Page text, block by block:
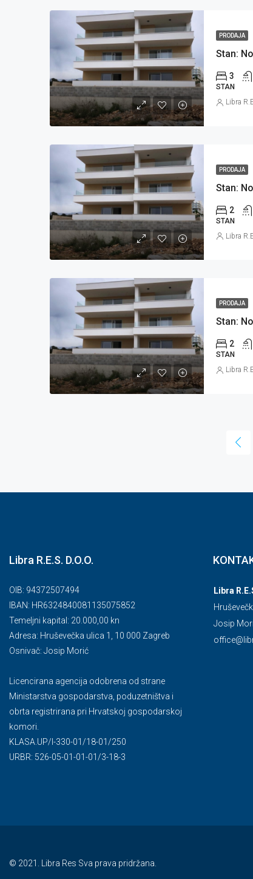
PRODAJA
3
STAN
Libra
PRODAJA
2
STAN
Libra
PRODAJA
2
STAN
Libra
Libra R.E.S. D.O.O.
OIB: 94372507494
IBAN: HR6324840081135075852
Temeljni kapital: 20.000,00 kn
Adresa: Hruševečka ulica 1, 10 000 Zagreb
Osnivač: Josip Morić
Licencirana agencija odobrena od strane
Ministarstva gospodarstva, poduzetništva i
obrta registrirana pri Hrvatskoj gospodarskoj
komori.
KLASA.UP/l-330-01/18-01/250
URBR: 526-05-01-01-01/3-18-3
Libra
Josip
© 2021. Libra Res Sva prava pridržana.